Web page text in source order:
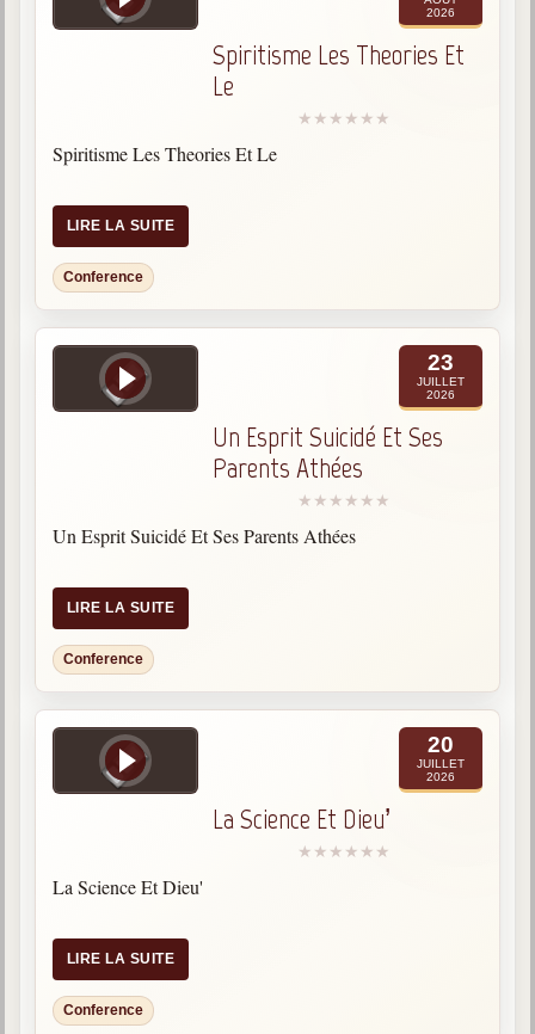
Les bases du spiritisme
Esprits
Médiums
Les fondateurs
Allan Kardec
Gabriel Delanne
Chico Xavier
Divaldo Franco
1927-2025
Bibliothèque
Bulletins "Le Spiritisme"
Journal trimestriel
Newsletters
2026
Spiritisme Les Theories Et
Le
Spiritisme Les Theories Et Le
LIRE LA SUITE
Conference
23
JUILLET
2026
Un Esprit Suicidé Et Ses
Parents Athées
Un Esprit Suicidé Et Ses Parents Athées
LIRE LA SUITE
Conference
20
JUILLET
2026
La Science Et Dieu’
La Science Et Dieu'
LIRE LA SUITE
Conference